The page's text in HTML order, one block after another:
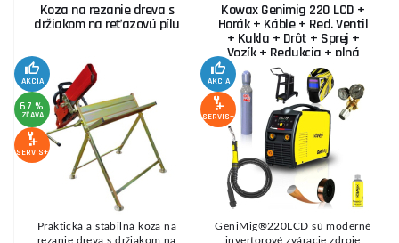
Koza na rezanie dreva s
držiakom na reťazovú pílu
AKCIA
67 %
ZĽAVA
SERVIS+
Praktická a stabilná koza na
rezanie dreva s držiakom na
Kowax Genimig 220 LCD +
Horák + Káble + Red. Ventil
+ Kukla + Drôt + Sprej +
Vozík + Redukcia + plná
Fľaša Co2
AKCIA
SERVIS+
GeniMig®220LCD sú moderné
invertorové zváracie zdroje